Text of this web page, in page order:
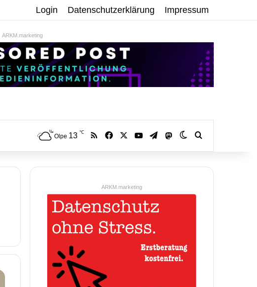
Login Datenschutzerklärung Impressum
ARKM.marketing
Olpe 13 ℃ RSS Facebook YouTubeTelegramMastodonSkin umschalten
ARKM.marketing